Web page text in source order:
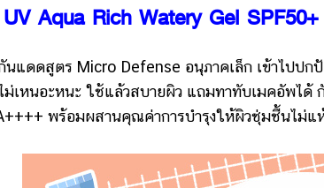
Aqua Rich Watery Gel
สูตร Micro Defense อนุภาคเล็ก เข้าไปปกป้อ
ไม่เหนอะหนะ ใช้แล้วสบายผิว แถมทาทับเมคอัพได้
พร้อมผสานคุณค่าการบำรุงให้ผิวชุ่มชื้นไม่แ